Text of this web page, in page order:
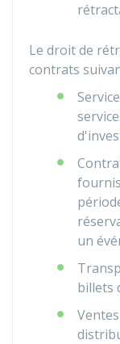
Le droit de
contrats
un
billets